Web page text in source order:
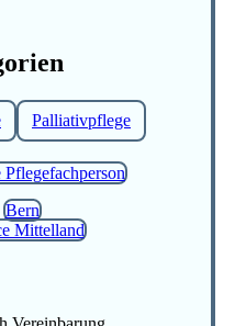
Palliativpflege
Bern
Mittelland